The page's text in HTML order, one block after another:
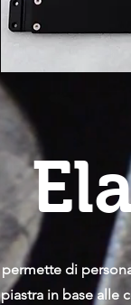
permette di
piastra in base alle